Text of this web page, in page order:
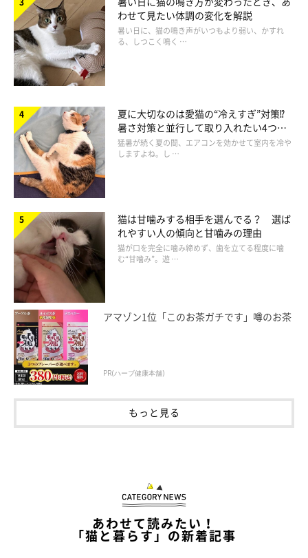
イラスト／chizuru 「ねこのきもち」2018年9月号
心の病気になりやすいのは、「不安」や「退屈」を抱えている猫
です。しかし中には、遺伝が関係して心の病になる猫もいるとい
われています。
こんな猫は注意が必要
生まれてすぐ母猫と引き離された猫
室内で刺激が足りず、退屈している猫
遺伝などの先天的な要因がある猫
わせて見たい体調の変化を解説
暑い日に、猫の鳴き声がいつもより弱い、かすれ
る、しつこく鳴く …
夏に大切なのは愛猫の“冷えすぎ”対策⁉
暑さ対策と並行して取り入れたい4つの
工夫
猛暑が続く夏の間、エアコンを効かせて室内を冷や
しますよね。し …
猫は甘噛みする相手を選んでる？ 選ば
れやすい人の傾向と甘噛みの理由
猫が口を完全に噛み締めず、歯を立てる程度に噛
む“甘噛み”。遊 …
アマゾン1位「このお茶ガチです」噂のお茶
PR(ハーブ健康本舗)
もっと見る
あわせて読みたい！
「猫と暮らす」の新着記事